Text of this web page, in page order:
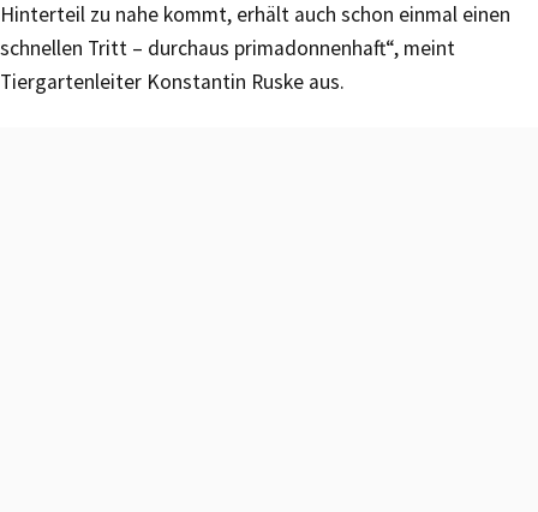
Hinterteil zu nahe kommt, erhält auch schon einmal einen
schnellen Tritt – durchaus primadonnenhaft“, meint
Tiergartenleiter Konstantin Ruske aus.